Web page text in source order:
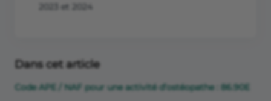
2023 et 2024
Dans cet article
Code APE / NAF pour une activité d’ostéopathe : 86.90E